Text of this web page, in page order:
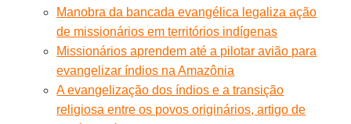
Manobra da bancada evangélica legaliza ação
de missionários em territórios indígenas
Missionários aprendem até a pilotar avião para
evangelizar índios na Amazônia
A evangelização dos índios e a transição
religiosa entre os povos originários, artigo de